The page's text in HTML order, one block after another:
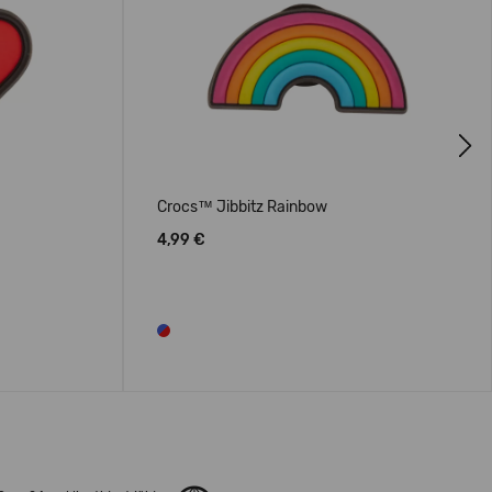
Crocs™ Jibbitz Rainbow
4,99 €